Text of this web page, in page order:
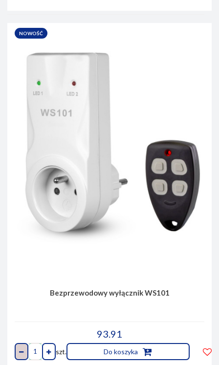
NOWOŚĆ
Bezprzewodowy wyłącznik WS101
93.91
szt. Do koszyka